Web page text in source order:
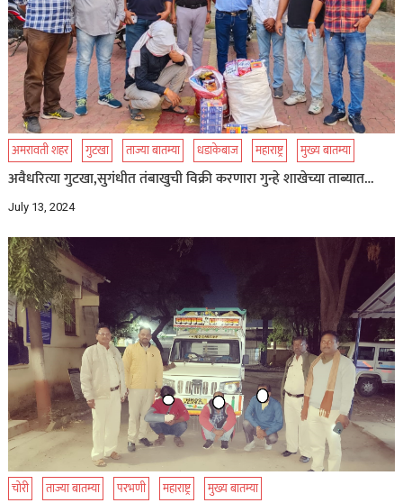
अमरावती शहर गुटखा ताज्या बातम्या धडाकेबाज महाराष्ट्र मुख्य बातम्या
अवैधरित्या गुटखा,सुगंधीत तंबाखुची विक्री करणारा गुन्हे शाखेच्या ताब्यात…
July 13, 2024
चोरी ताज्या बातम्या परभणी महाराष्ट्र मुख्य बातम्या